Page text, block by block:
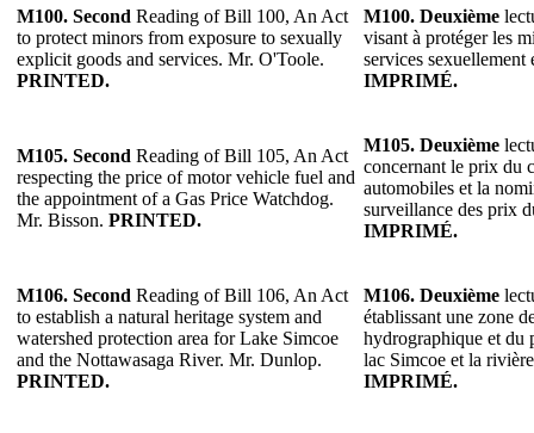
M100. Second Reading of Bill 100, An Act
to protect minors from exposure to sexually
explicit goods and services. Mr. O'Toole.
PRINTED.
M100. Deuxième
visant à protéger les
services
IMPRIMÉ.
M105. Second Reading of Bill 105, An Act
respecting the price of motor vehicle fuel and
the appointment of a Gas Price Watchdog.
Mr. Bisson. PRINTED.
M105. Deuxième
concernant le prix du
automobiles et la
surveillance des prix
IMPRIMÉ.
M106. Second Reading of Bill 106, An Act
to establish a natural heritage system and
watershed protection area for Lake Simcoe
and the Nottawasaga River. Mr. Dunlop.
PRINTED.
M106. Deuxième
établissant une zone
hydrographique et du
lac Simcoe et la
IMPRIMÉ.